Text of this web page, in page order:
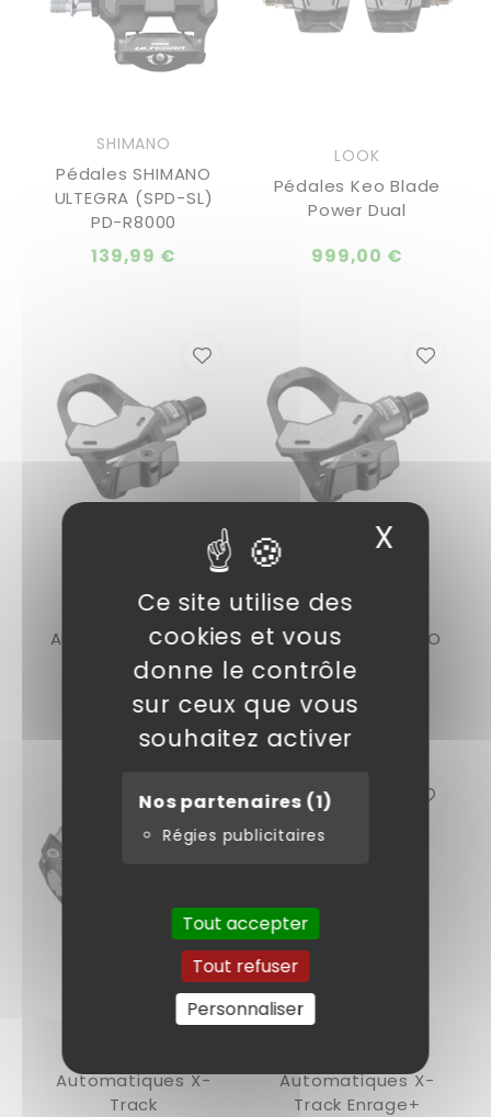
Ce site utilise des
cookies et vous
donne le contrôle
sur ceux que vous
souhaitez activer
Nos partenaires (1)
Régies publicitaires
Tout accepter
Tout refuser
Personnaliser
X
SHIMANO
Pédales SHIMANO
ULTEGRA (SPD-SL)
PD-R8000
139,99 €
LOOK
Pédales Keo Blade
Power Dual
999,00 €
Pédales
Automatiques KEO
2 Max
90,00 €
Pédales
Automatiques KEO
2 MAX CARBON
112,00 €
Automatiques X-
Track
Automatiques X-
Track Enrage+